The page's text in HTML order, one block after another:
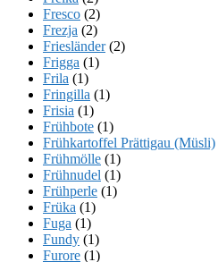
Fresco (2)
Frezja (2)
Friesländer(2)
Frigga (1)
Frila (1)
Fringilla (1)
Frisia (1)
Frühbote (1)
Frühkartoffel Prättigau (Müsli)
Frühmölle (1)
Frühnudel (1)
Frühperle (1)
Früka (1)
Fuga (1)
Fundy (1)
Furore (1)